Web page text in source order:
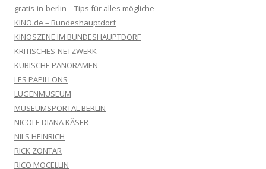
gratis-in-berlin – Tips für alles mögliche
KINO.de – Bundeshauptdorf
KINOSZENE IM BUNDESHAUPTDORF
KRITISCHES-NETZWERK
KUBISCHE PANORAMEN
LES PAPILLONS
LÜGENMUSEUM
MUSEUMSPORTAL BERLIN
NICOLE DIANA KÄSER
NILS HEINRICH
RICK ZONTAR
RICO MOCELLIN